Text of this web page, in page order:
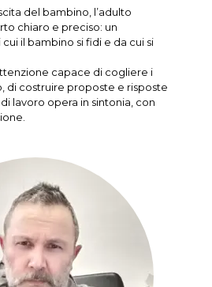
del bambino, l’adulto
chiaro e preciso: un
il bambino si fidi e da cui si
capace di cogliere i
di costruire proposte e risposte
lavoro opera in sintonia, con